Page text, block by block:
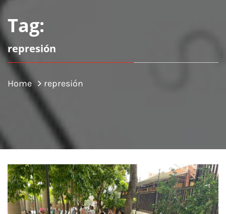
Tag:
represión
Home represión